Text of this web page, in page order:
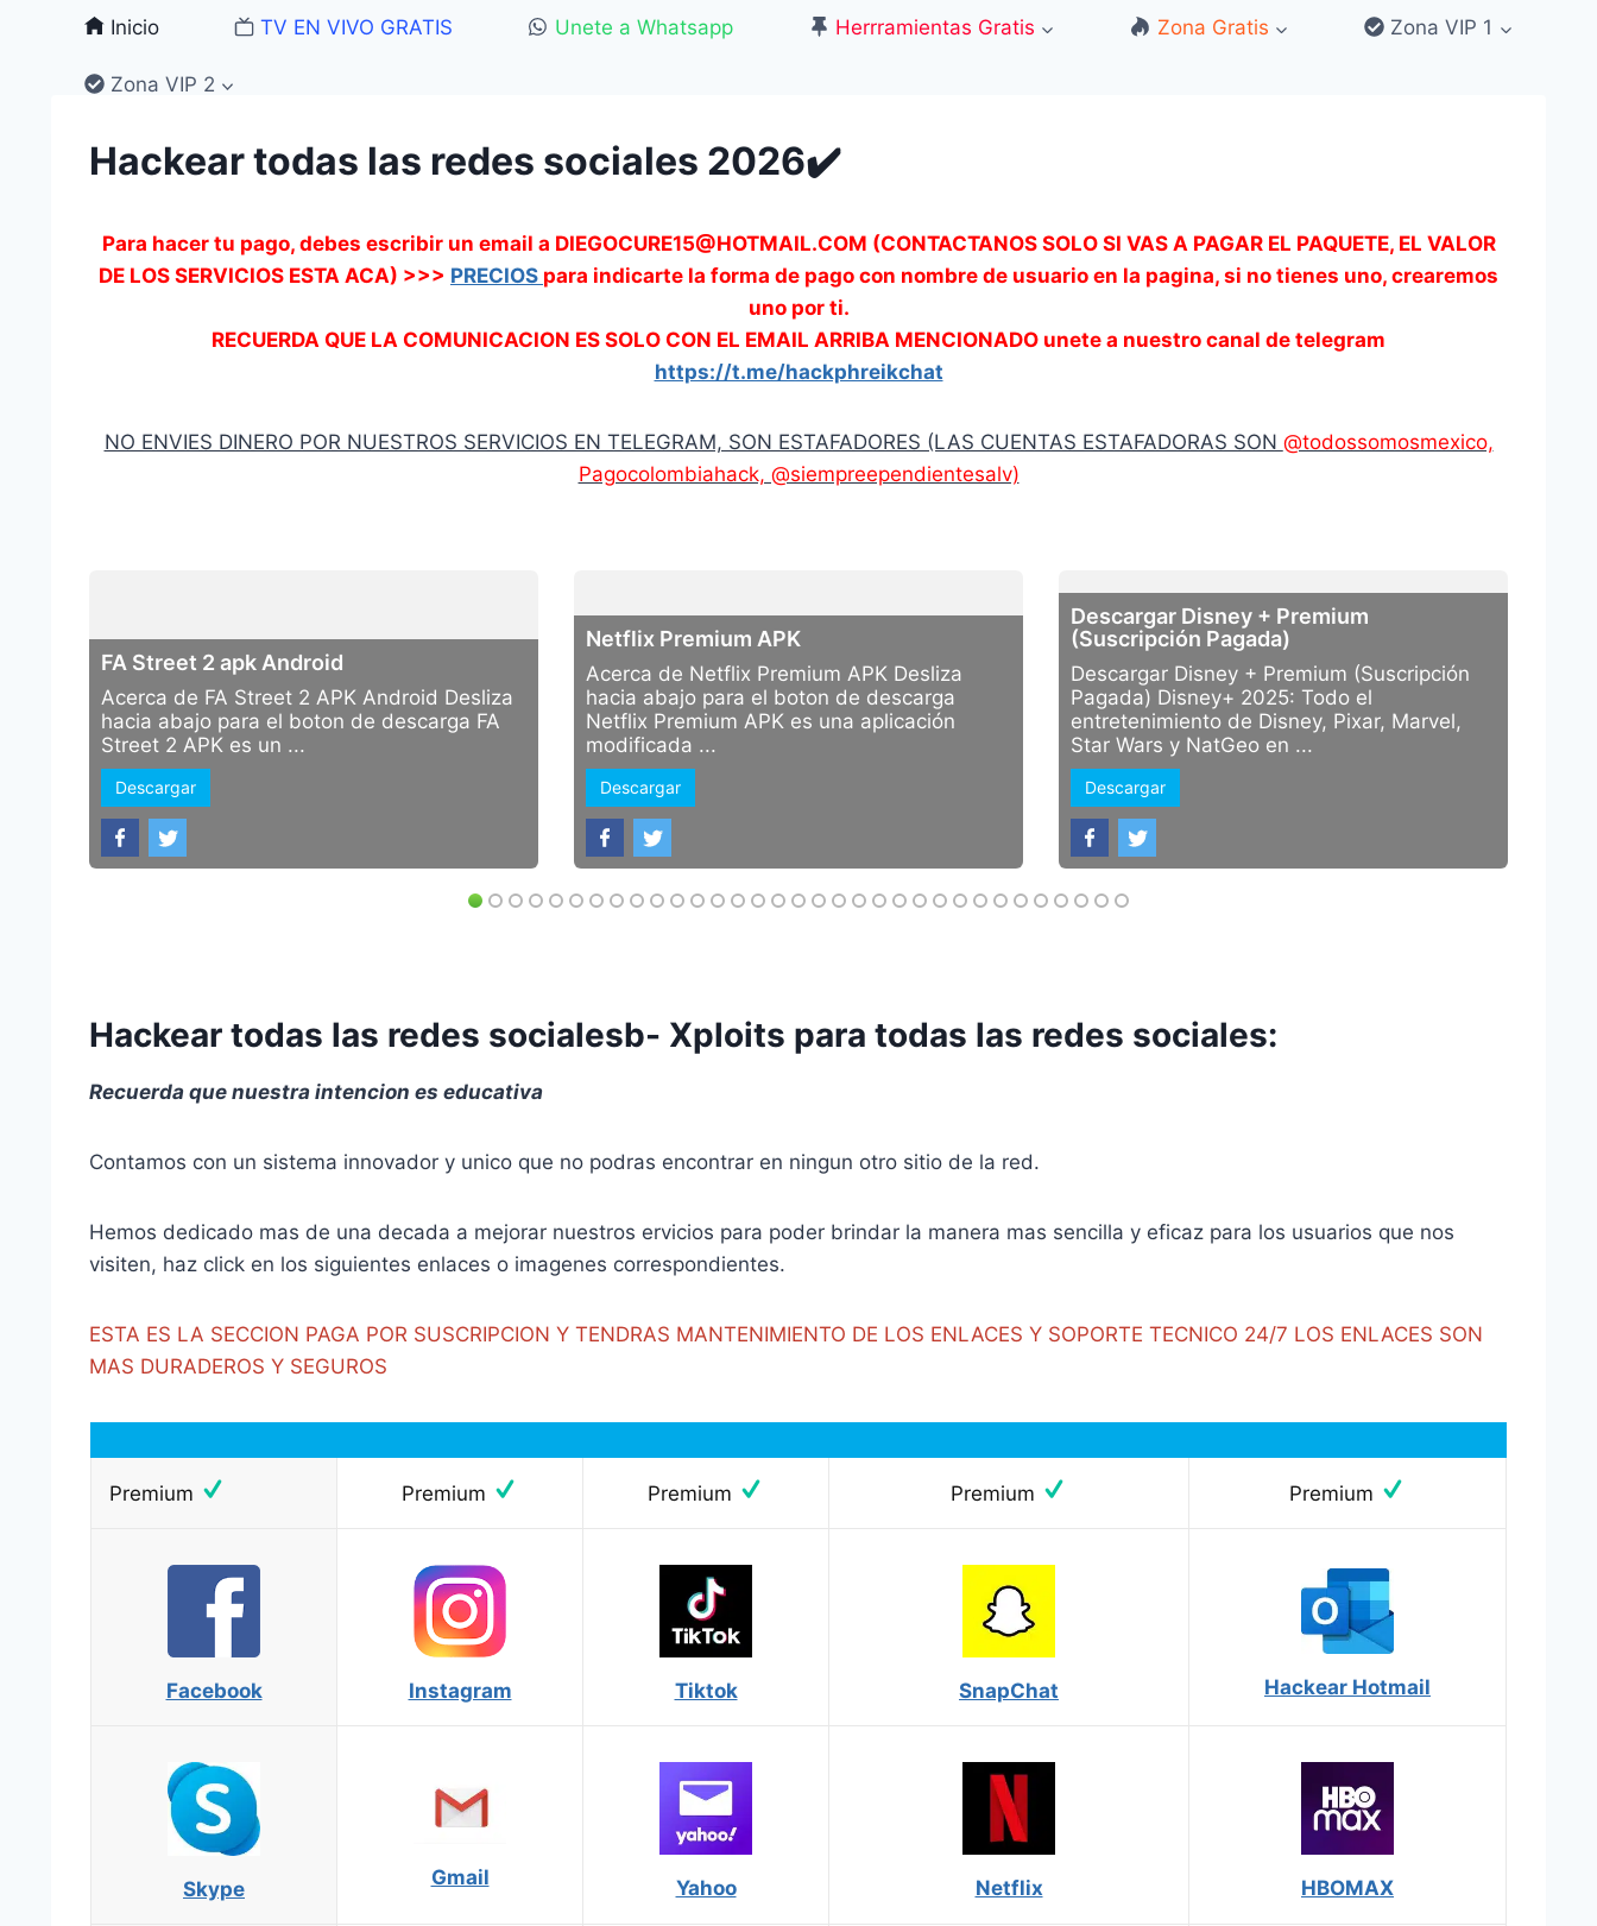
contenido
Inicio TV EN VIVO GRATIS Unete a Whatsapp Herrramientas Gratis Zona Gratis Zona VIP 1
Zona VIP 2
Hackear todas las redes sociales 2026✔️
Para hacer tu pago, debes escribir un email a DIEGOCURE15@HOTMAIL.COM (CONTACTANOS SOLO SI VAS A PAGAR EL PAQUETE, EL VALOR
DE LOS SERVICIOS ESTA ACA) >>> PRECIOS para indicarte la forma de pago con nombre de usuario en la pagina, si no tienes uno, crearemos
uno por ti.
RECUERDA QUE LA COMUNICACION ES SOLO CON EL EMAIL ARRIBA MENCIONADO unete a nuestro canal de telegram
https://t.me/hackphreikchat
NO ENVIES DINERO POR NUESTROS SERVICIOS EN TELEGRAM, SON ESTAFADORES (LAS CUENTAS ESTAFADORAS SON @todossomosmexico,
Pagocolombiahack, @siempreependientesalv)
FA Street 2 apk Android
Acerca de FA Street 2 APK Android Desliza
hacia abajo para el boton de descarga FA
Street 2 APK es un ...
Descargar
Netflix Premium APK
Acerca de Netflix Premium APK Desliza
hacia abajo para el boton de descarga
Netflix Premium APK es una aplicación
modificada ...
Descargar
Descargar Disney + Premium
(Suscripción Pagada)
Descargar Disney + Premium (Suscripción
Pagada) Disney+ 2025: Todo el
entretenimiento de Disney, Pixar, Marvel,
Star Wars y NatGeo en ...
Descargar
Hackear todas las redes socialesb- Xploits para todas las redes sociales:
Recuerda que nuestra intencion es educativa
Contamos con un sistema innovador y unico que no podras encontrar en ningun otro sitio de la red.
Hemos dedicado mas de una decada a mejorar nuestros ervicios para poder brindar la manera mas sencilla y eficaz para los usuarios que nos
visiten, haz click en los siguientes enlaces o imagenes correspondientes.
ESTA ES LA SECCION PAGA POR SUSCRIPCION Y TENDRAS MANTENIMIENTO DE LOS ENLACES Y SOPORTE TECNICO 24/7 LOS ENLACES SON
MAS DURADEROS Y SEGUROS
Premium Premium Premium Premium Premium
Facebook Instagram Tiktok SnapChat Hackear Hotmail
Skype
Gmail Yahoo Netflix HBOMAX